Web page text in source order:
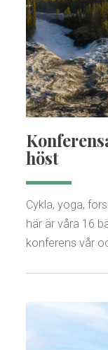
höst
Cykla, yoga,
här är våra 16
konferens vår